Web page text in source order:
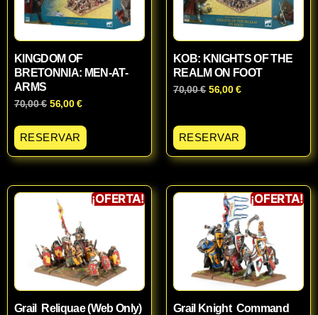
KINGDOM OF
BRETONNIA: MEN-AT-
ARMS
70,00€ 56,00€
RESERVAR
KOB: KNIGHTS OF THE
REALM ON FOOT
70,00€ 56,00€
RESERVAR
¡OFERTA!
Grail Reliquae (Web Only)
¡OFERTA!
Grail Knight Command